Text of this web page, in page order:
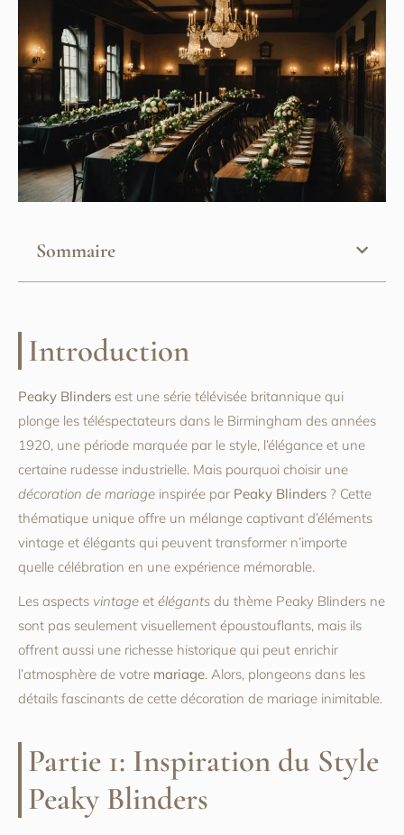
Sommaire
Introduction
Peaky Blinders est une série télévisée britannique qui
plonge les téléspectateurs dans le Birmingham des années
1920, une période marquée par le style, l’élégance et une
certaine rudesse industrielle. Mais pourquoi choisir une
décoration de mariage inspirée par Peaky Blinders ? Cette
thématique unique offre un mélange captivant d’éléments
vintage et élégants qui peuvent transformer n’importe
quelle célébration en une expérience mémorable.
Les aspects vintage et élégants du thème Peaky Blinders ne
sont pas seulement visuellement époustouflants, mais ils
offrent aussi une richesse historique qui peut enrichir
l’atmosphère de votre mariage. Alors, plongeons dans les
détails fascinants de cette décoration de mariage inimitable.
Partie 1: Inspiration du Style
Peaky Blinders